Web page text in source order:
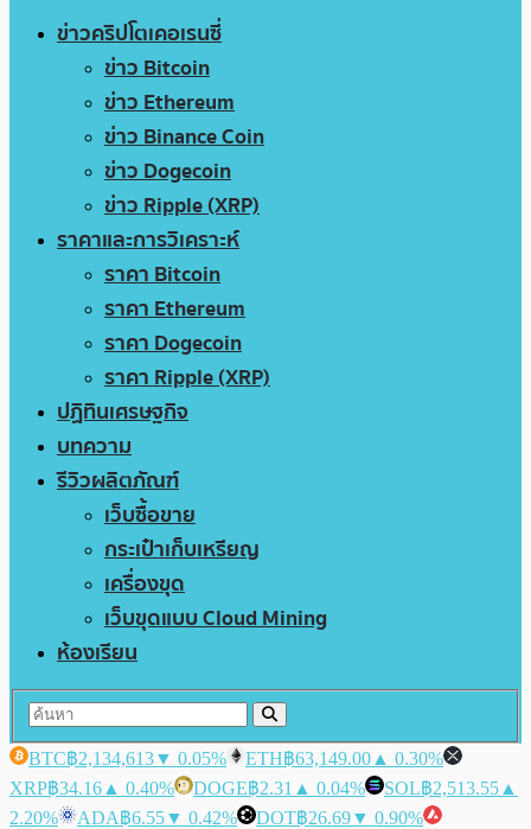
ข่าวคริปโตเคอเรนซี่
ข่าว Bitcoin
ข่าว Ethereum
ข่าว Binance Coin
ข่าว Dogecoin
ข่าว Ripple (XRP)
ราคาและการวิเคราะห์
ราคา Bitcoin
ราคา Ethereum
ราคา Dogecoin
ราคา Ripple (XRP)
ปฏิทินเศรษฐกิจ
บทความ
รีวิวผลิตภัณฑ์
เว็บซื้อขาย
กระเป๋าเก็บเหรียญ
เครื่องขุด
เว็บขุดแบบ Cloud Mining
ห้องเรียน
BTC฿2,134,613▼ 0.05% ETH฿63,149.00 ▲ 0.30%
XRP฿34.16 ▲ 0.40% DOGE฿2.31 ▲ 0.04% SOL฿2,513.55 ▲
2.20%
ADA฿6.55▼ 0.42% DOT฿26.69▼ 0.90%